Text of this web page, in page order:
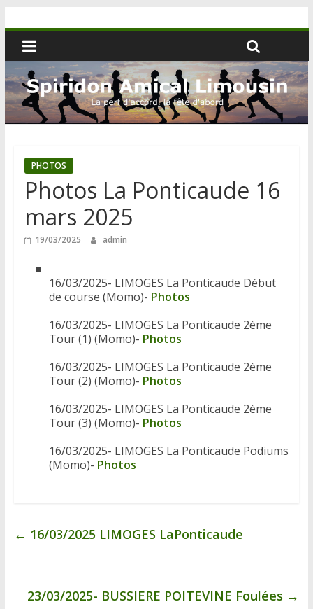
PHOTOS
Photos La Ponticaude 16
mars 2025
19/03/2025 admin
16/03/2025- LIMOGES La Ponticaude Début
de course (Momo)- Photos
16/03/2025- LIMOGES La Ponticaude 2ème
Tour (1) (Momo)- Photos
16/03/2025- LIMOGES La Ponticaude 2ème
Tour (2) (Momo)- Photos
16/03/2025- LIMOGES La Ponticaude 2ème
Tour (3) (Momo)- Photos
16/03/2025- LIMOGES La Ponticaude Podiums
(Momo)- Photos
← 16/03/2025 LIMOGES LaPonticaude
23/03/2025- BUSSIERE POITEVINE Foulées →